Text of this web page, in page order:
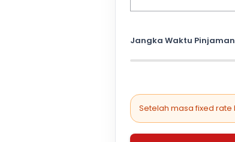
Jangka Waktu
Setelah masa fixed